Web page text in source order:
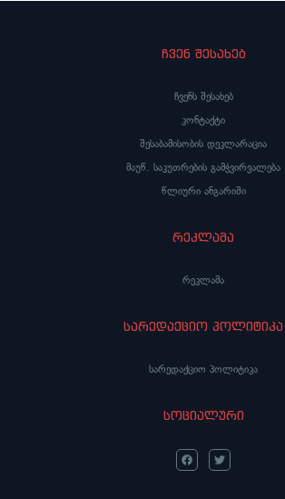
ჩვენ შესახებ
ჩვენს შესახებ
კონტაქტი
შესაბამისობის დეკლარაცია
მაუწ. საკუთრების გამჭვირვალება
წლიური ანგარიში
რეკლამა
რეკლამა
სარედაქციო პოლიტიკა
სარედაქციო პოლიტიკა
სოციალური